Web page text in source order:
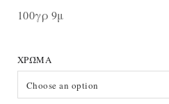
100γρ 9μ
ΧΡΏΜΑ
Choose an option